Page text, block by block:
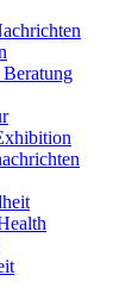
Beratung